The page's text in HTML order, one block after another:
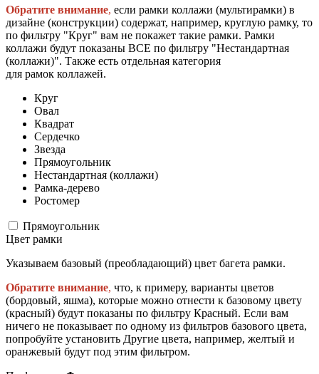
Обратите внимание, если рамки коллажи (мультирамки) в
дизайне (конструкции) содержат, например, круглую рамку, то
по фильтру "Круг" вам не покажет такие рамки. Рамки
коллажи будут показаны ВСЕ по фильтру "Нестандартная
(коллажи)". Также есть отдельная категория
для рамок коллажей.
Круг
Овал
Квадрат
Сердечко
Звезда
Прямоугольник
Нестандартная (коллажи)
Рамка-дерево
Ростомер
Прямоугольник
Цвет рамки
Указываем базовый (преобладающий) цвет багета рамки.
Обратите внимание, что, к примеру, варианты цветов
(бордовый, яшма), которые можно отнести к базовому цвету
(красный) будут показаны по фильтру Красный. Если вам
ничего не показывает по одному из фильтров базового цвета,
попробуйте установить Другие цвета, например, желтый и
оранжевый будут под этим фильтром.